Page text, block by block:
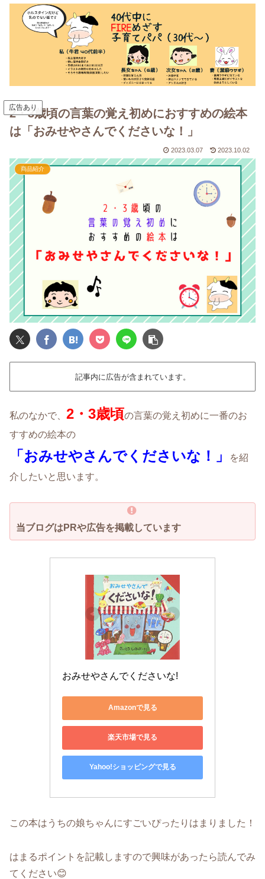
広告あり
2・3歳頃の言葉の覚え初めにおすすめの絵本
は「おみせやさんでくださいな！」
2023.03.07 2023.10.02
商品紹介
記事内に広告が含まれています。
私のなかで、 2・3歳頃の言葉の覚え初めに一番のお
すすめの絵本の
「おみせやさんでくださいな！」
を紹
介したいと思います。
当ブログはPRや広告を掲載しています
おみせやさんでくださいな!
Amazonで見る
楽天市場で見る
Yahoo!ショッピングで見る
この本はうちの娘ちゃんにすごいぴったりはまりました！
はまるポイントを記載しますので興味があったら読んでみ
てください😊